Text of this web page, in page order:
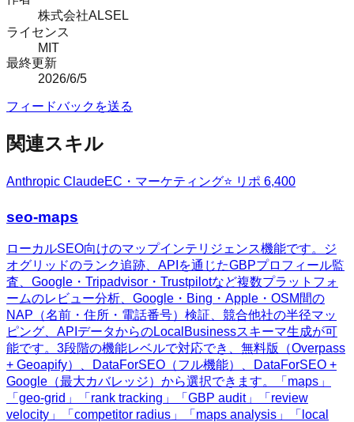
株式会社ALSEL
ライセンス
MIT
最終更新
2026/6/5
フィードバックを送る
関連スキル
Anthropic ClaudeEC・マーケティング⭐ リポ 6,400
seo-maps
ローカルSEO向けのマップインテリジェンス機能です。ジ
オグリッドのランク追跡、APIを通じたGBPプロフィール監
査、Google・Tripadvisor・Trustpilotなど複数プラットフォ
ームのレビュー分析、Google・Bing・Apple・OSM間の
NAP（名前・住所・電話番号）検証、競合他社の半径マッ
ピング、APIデータからのLocalBusinessスキーマ生成が可
能です。3段階の機能レベルで対応でき、無料版（Overpass
+ Geoapify）、DataForSEO（フル機能）、DataForSEO +
Google（最大カバレッジ）から選択できます。「maps」
「geo-grid」「rank tracking」「GBP audit」「review
velocity」「competitor radius」「maps analysis」「local